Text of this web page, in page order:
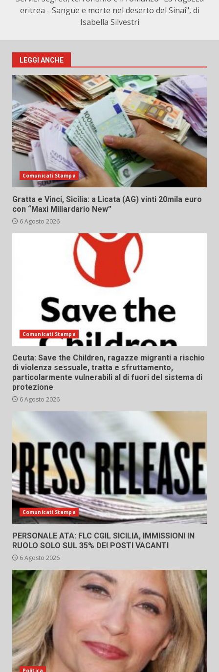
eritrea - Sangue e morte nel deserto del Sinai", di
Isabella Silvestri
LEGGI ANCHE
Comunicati Stampa
Gratta e Vinci, Sicilia: a Licata (AG) vinti 20mila euro
con “Maxi Miliardario New”
6 Agosto 2026
Comunicati Stampa
Ceuta: Save the Children, ragazze migranti a rischio
di violenza sessuale, tratta e sfruttamento,
particolarmente vulnerabili al di fuori del sistema di
protezione
6 Agosto 2026
Comunicati Stampa
PERSONALE ATA: FLC CGIL SICILIA, IMMISSIONI IN
RUOLO SOLO SUL 35% DEI POSTI VACANTI
6 Agosto 2026